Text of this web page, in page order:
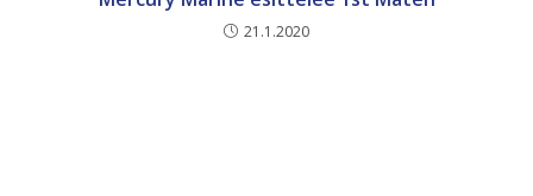
21.1.2020